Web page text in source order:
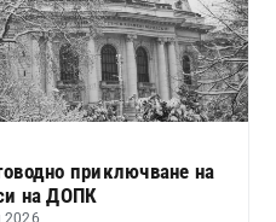
приключване на
на ДОПК
2026